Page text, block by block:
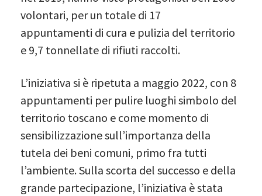
volontari, per un totale di 17
appuntamenti di cura e pulizia del territorio
e 9,7 tonnellate di rifiuti raccolti.
L’iniziativa si è ripetuta a maggio 2022, con 8
appuntamenti per pulire luoghi simbolo del
territorio toscano e come momento di
sensibilizzazione sull’importanza della
tutela dei beni comuni, primo fra tutti
l’ambiente. Sulla scorta del successo e della
grande partecipazione, l’iniziativa è stata